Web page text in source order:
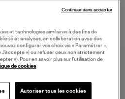
et technologies similaires à des fins de
et analyses, en collaboration avec des
configurer vos choix via « Paramétrer »,
J’accepte ») ou refuser ceux non strictement
»). Pour en savoir plus sur l’utilisation de
de cookies
Autoriser tous les cookies
Continuer sans accepter